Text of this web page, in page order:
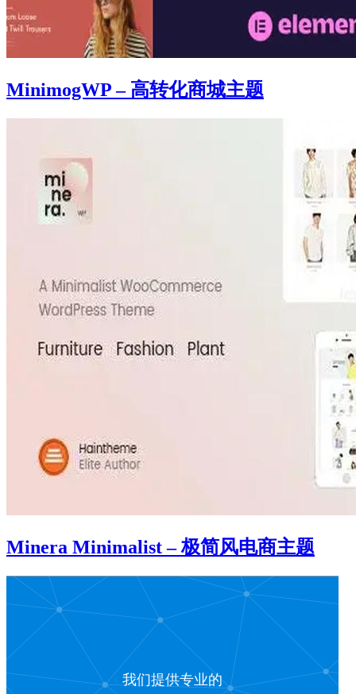
MinimogWP – 高转化商城主题
Minera Minimalist – 极简风电商主题